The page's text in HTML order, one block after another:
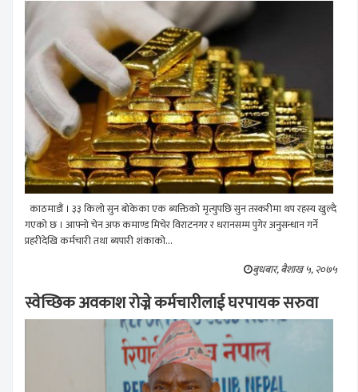
काठमाडौं । ३३ किलो सुन बोकेका एक ब्यक्तिको मृत्युपछि सुन तस्करीमा थप रहस्य खुल्दै
गएको छ । आफ्नो चेन अफ कमाण्ड मिचेर विराटनगर र धरानसम्म पुगेर अनुसन्धान गर्ने
प्रहरीदेखि कर्मचारी तथा ब्यपारी शंकाको...
बुधबार, बैशाख ५, २०७५
स्वेच्छिक अवकाश रोज्ने कर्मचारीलाई घरपायक सरुवा